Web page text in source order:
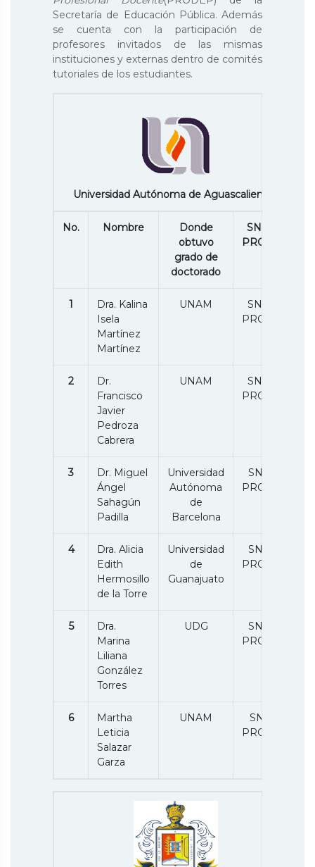
Secretaría de Educación Pública. Además
se cuenta con la participación de
profesores invitados de las mismas
instituciones y externas dentro de comités
tutoriales de los estudiantes.
Universidad Autónoma de Aguascalientes
No. Nombre
Donde
obtuvo
grado de
doctorado
SNII /P.
PRODEP
1
Dra. Kalina
Isela
Martínez
Martínez
UNAM
SNII 3 /
PRODEP
2
Dr.
Francisco
Javier
Pedroza
Cabrera
UNAM
SNII 2 /
PRODEP
3
Dr. Miguel
Ángel
Sahagún
Padilla
Universidad
Autónoma
de
Barcelona
SNII 1 /
PRODEP
4
Dra. Alicia
Edith
Hermosillo
de la Torre
Universidad
de
Guanajuato
SNII 1 /
PRODEP
5
Dra.
Marina
Liliana
González
Torres
UDG
SNII 1 /
PRODEP
6
Martha
Leticia
Salazar
Garza
UNAM
SNII1 /
PRODEP